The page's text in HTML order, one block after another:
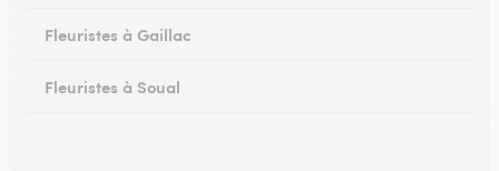
Fleuristes à Gaillac
Fleuristes à Soual